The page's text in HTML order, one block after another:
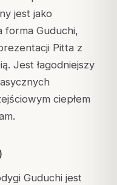
jest jako
forma Guduchi,
Pitta z
Jest łagodniejszy
ciepłem
Guduchi jest